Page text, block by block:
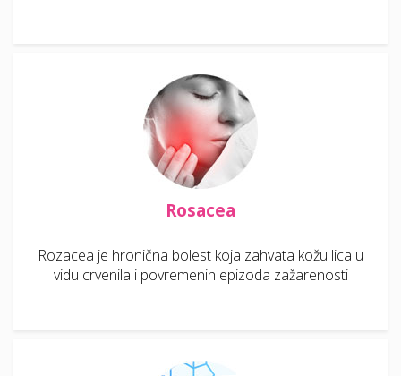
Rosacea
Rozacea je hronična bolest koja zahvata kožu lica u
vidu crvenila i povremenih epizoda zažarenosti